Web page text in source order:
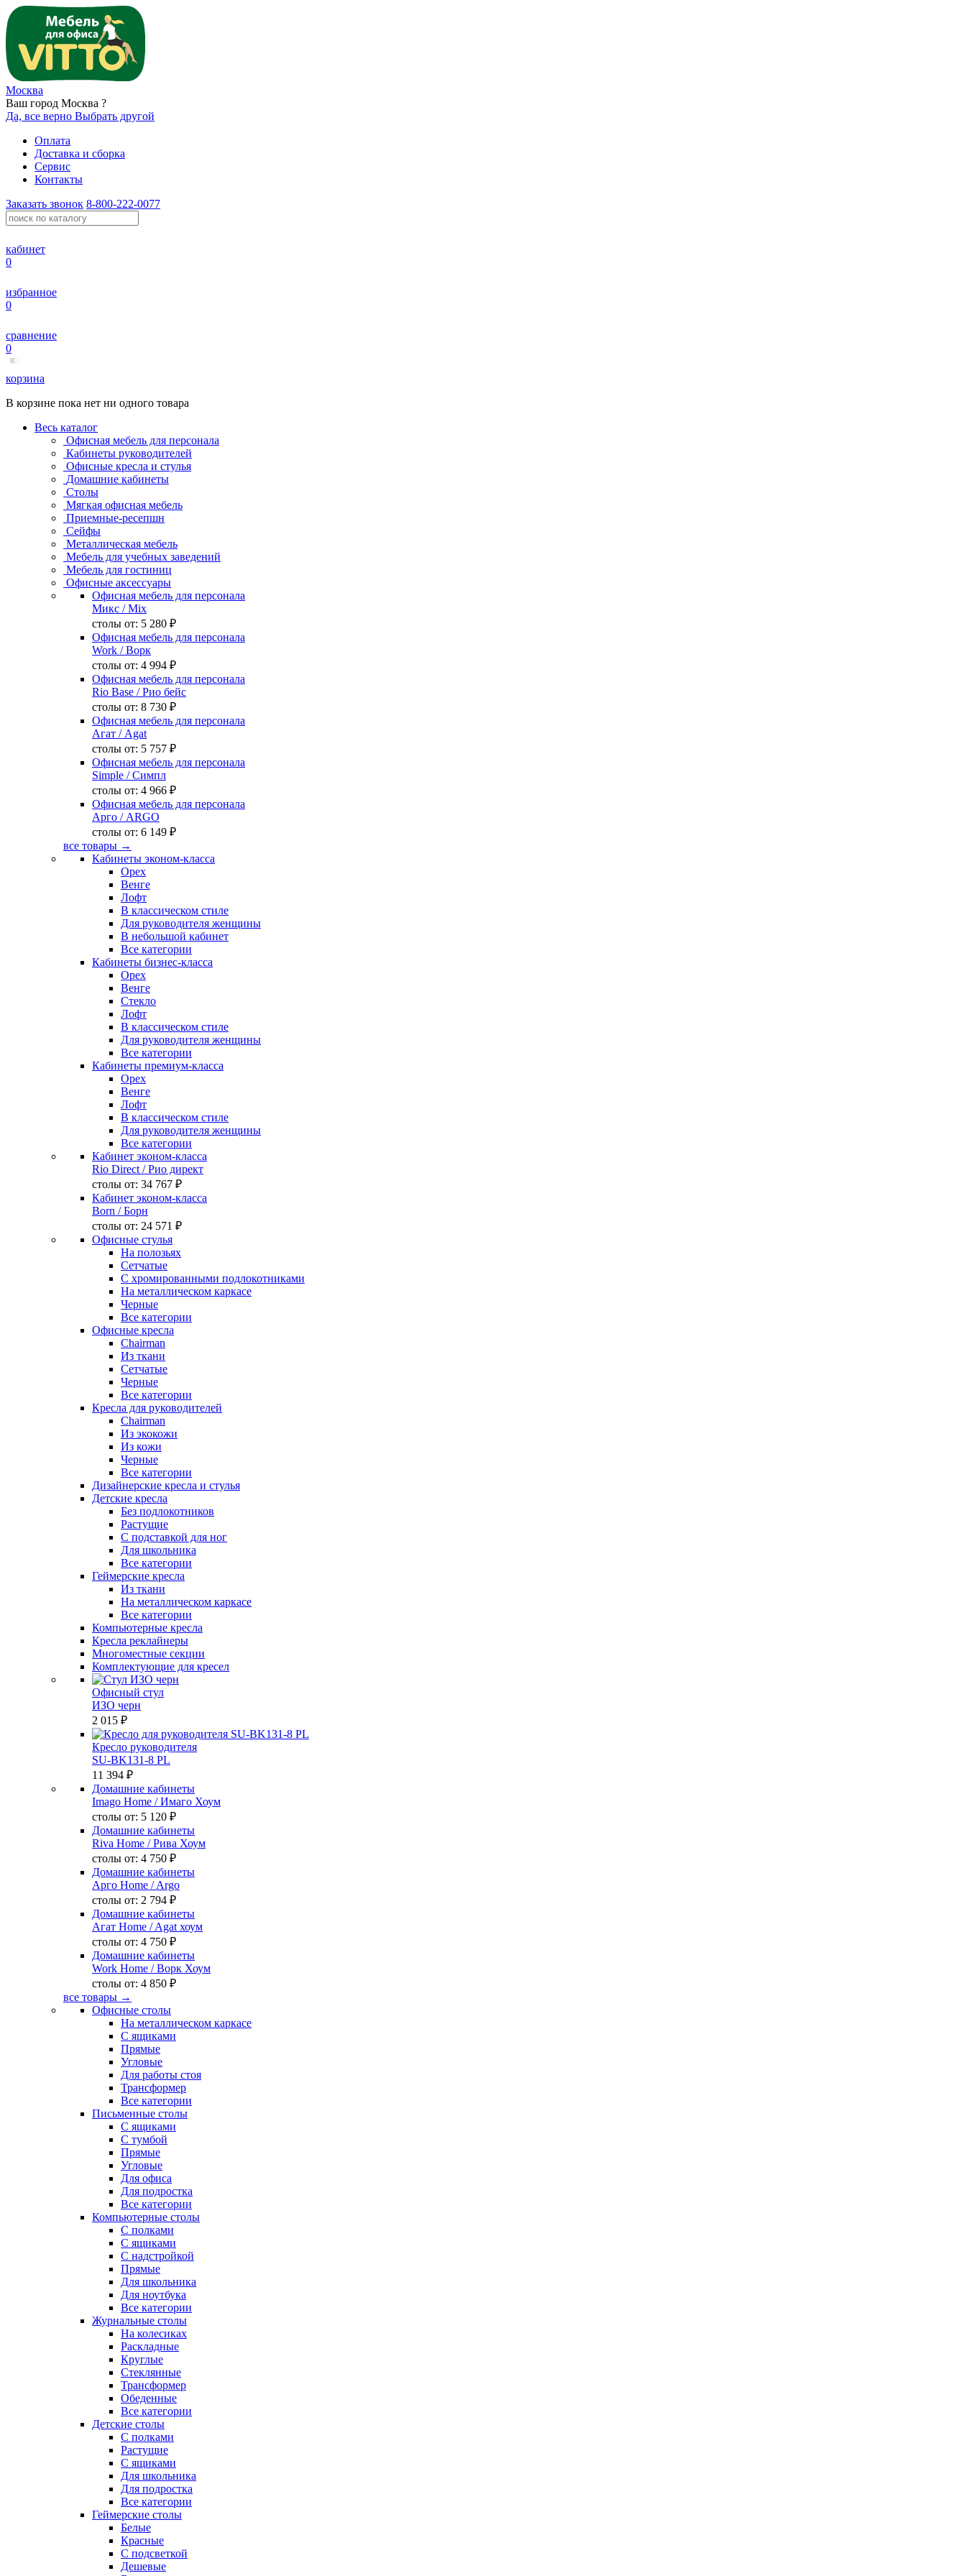
Москва
Ваш город Москва ?
Да, все верно Выбрать другой
Оплата
Доставка и сборка
Сервис
Контакты
Заказать звонок 8-800-222-0077
кабинет
0
избранное
0
сравнение
0
корзина
В корзине пока нет ни одного товара
Весь каталог
Офисная мебель для персонала
Кабинеты руководителей
Офисные кресла и стулья
Домашние кабинеты
Столы
Мягкая офисная мебель
Приемные-ресепшн
Сейфы
Металлическая мебель
Мебель для учебных заведений
Мебель для гостиниц
Офисные аксессуары
Офисная мебель для персонала
Микс / Mix
столы от: 5 280 ₽
Офисная мебель для персонала
Work / Ворк
столы от: 4 994 ₽
Офисная мебель для персонала
Rio Base / Рио бейс
столы от: 8 730 ₽
Офисная мебель для персонала
Агат / Agat
столы от: 5 757 ₽
Офисная мебель для персонала
Simple / Симпл
столы от: 4 966 ₽
Офисная мебель для персонала
Арго / ARGO
столы от: 6 149 ₽
все товары →
Кабинеты эконом-класса
Орех
Венге
Лофт
В классическом стиле
Для руководителя женщины
В небольшой кабинет
Все категории
Кабинеты бизнес-класса
Орех
Венге
Стекло
Лофт
В классическом стиле
Для руководителя женщины
Все категории
Кабинеты премиум-класса
Орех
Венге
Лофт
В классическом стиле
Для руководителя женщины
Все категории
Кабинет эконом-класса
Rio Direct / Рио директ
столы от: 34 767 ₽
Кабинет эконом-класса
Born / Борн
столы от: 24 571 ₽
Офисные стулья
На полозьях
Сетчатые
С хромированными подлокотниками
На металлическом каркасе
Черные
Все категории
Офисные кресла
Chairman
Из ткани
Сетчатые
Черные
Все категории
Кресла для руководителей
Chairman
Из экокожи
Из кожи
Черные
Все категории
Дизайнерские кресла и стулья
Детские кресла
Без подлокотников
Растущие
С подставкой для ног
Для школьника
Все категории
Геймерские кресла
Из ткани
На металлическом каркасе
Все категории
Компьютерные кресла
Кресла реклайнеры
Многоместные секции
Комплектующие для кресел
Офисный стул
ИЗО черн
2 015 ₽
Кресло руководителя
SU-BK131-8 PL
11 394 ₽
Домашние кабинеты
Imago Home / Имаго Хоум
столы от: 5 120 ₽
Домашние кабинеты
Riva Home / Рива Хоум
столы от: 4 750 ₽
Домашние кабинеты
Арго Home / Argo
столы от: 2 794 ₽
Домашние кабинеты
Агат Home / Agat хоум
столы от: 4 750 ₽
Домашние кабинеты
Work Home / Ворк Хоум
столы от: 4 850 ₽
все товары →
Офисные столы
На металлическом каркасе
С ящиками
Прямые
Угловые
Для работы стоя
Трансформер
Все категории
Письменные столы
С ящиками
С тумбой
Прямые
Угловые
Для офиса
Для подростка
Все категории
Компьютерные столы
С полками
С ящиками
С надстройкой
Прямые
Для школьника
Для ноутбука
Все категории
Журнальные столы
На колесиках
Раскладные
Круглые
Стеклянные
Трансформер
Обеденные
Все категории
Детские столы
С полками
Растущие
С ящиками
Для школьника
Для подростка
Все категории
Геймерские столы
Белые
Красные
С подсветкой
Дешевые